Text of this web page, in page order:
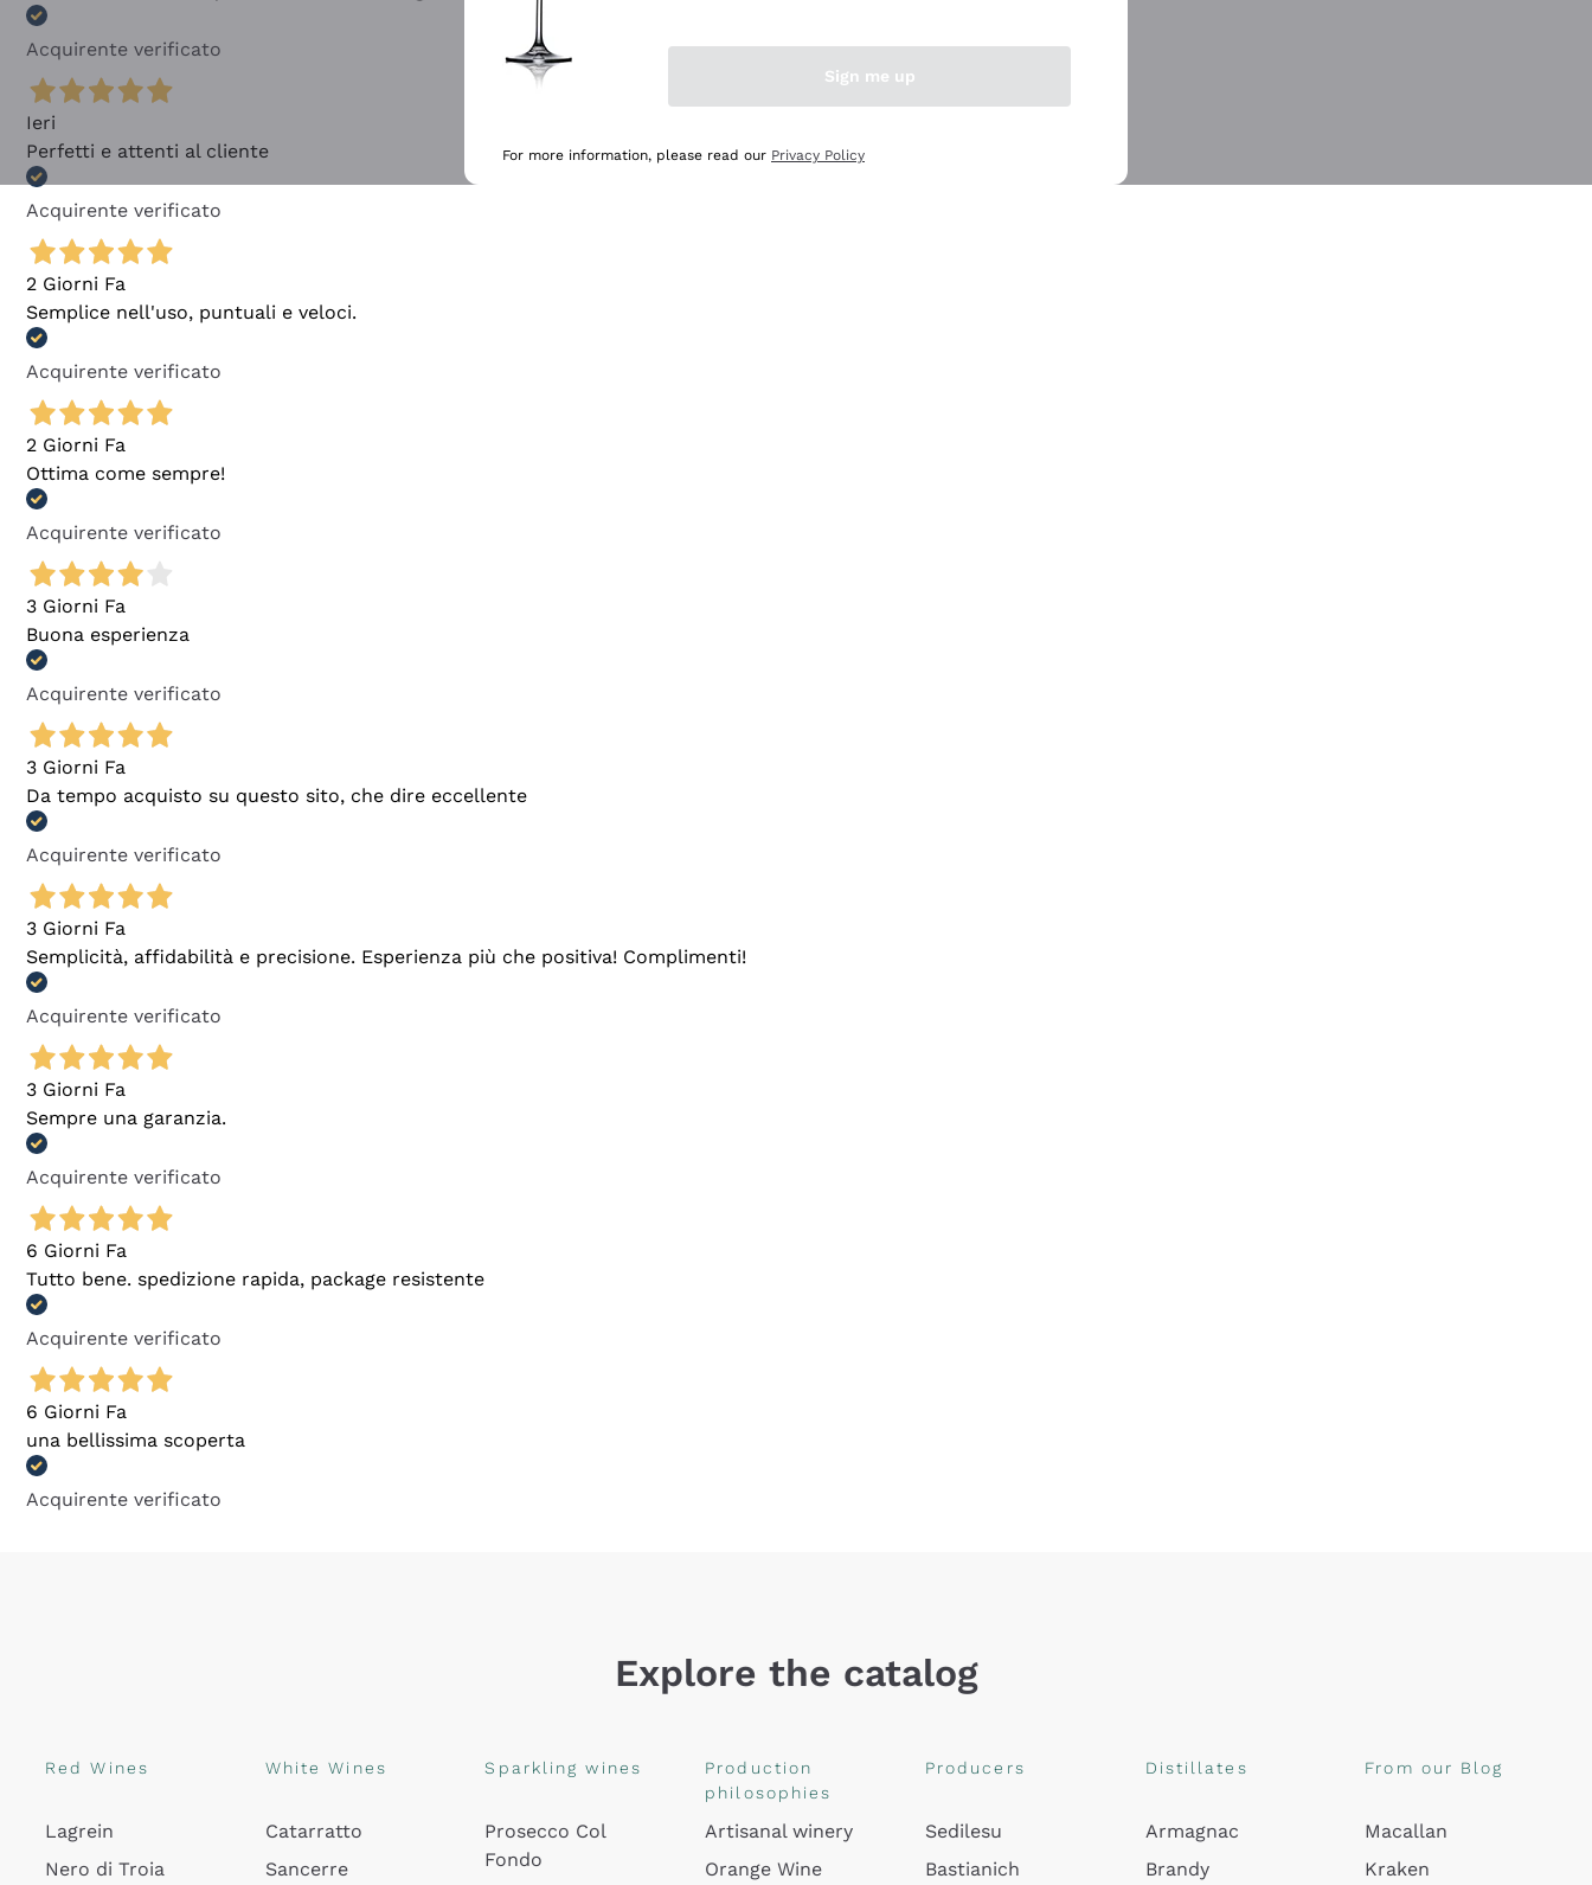
Acquirente verificato
Ieri
Perfetti e attenti al cliente
Acquirente verificato
2 Giorni Fa
Semplice nell'uso, puntuali e veloci.
Acquirente verificato
2 Giorni Fa
Ottima come sempre!
Acquirente verificato
3 Giorni Fa
Buona esperienza
Acquirente verificato
3 Giorni Fa
Da tempo acquisto su questo sito, che dire eccellente
Acquirente verificato
3 Giorni Fa
Semplicità, affidabilità e precisione. Esperienza più che positiva! Complimenti!
Acquirente verificato
3 Giorni Fa
Sempre una garanzia.
Acquirente verificato
6 Giorni Fa
Tutto bene. spedizione rapida, package resistente
Acquirente verificato
6 Giorni Fa
una bellissima scoperta
Acquirente verificato
Explore the catalog
Red Wines
Lagrein
Nero di Troia
White Wines
Catarratto
Sancerre
Sparkling wines
Prosecco Col
Fondo
Production
philosophies
Artisanal winery
Orange Wine
Producers
Sedilesu
Bastianich
Distillates
Armagnac
Brandy
From our Blog
Macallan
Kraken
Sign me up
For more information, please read our Privacy Policy